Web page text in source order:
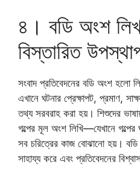
৪। বডি অংশ
বিস্তারিত
সংবাদ প্রতিবেদনের বডি অংশ হলো
এখানে ঘটনার প্রেক্ষাপট, প্রমাণ,
তথ্য সরবরাহ করা হয়। শিশুদের
গল্পের মূল অংশ লিখি—যেখানে গল্পের
সব চরিত্রের কাজ বোঝানো হয়।
সাহায্য করে এবং প্রতিবেদনের